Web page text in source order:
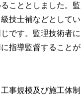
こととしました。監
技士補などとしてい
です。監理技術者に
指導監督することが
事規模及び施工体制